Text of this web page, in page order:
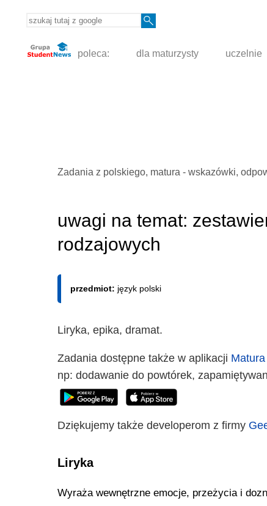
poleca: dla maturzysty uczelnie
Zadania z polskiego, matura - wskazówki,
uwagi na temat:
rodzajowych
przedmiot: język polski
Liryka, epika, dramat.
Zadania dostępne także w aplikacji
np: dodawanie do powtórek,
Dziękujemy także developerom z firmy
Liryka
Wyraża wewnętrzne emocje, przeżycia i